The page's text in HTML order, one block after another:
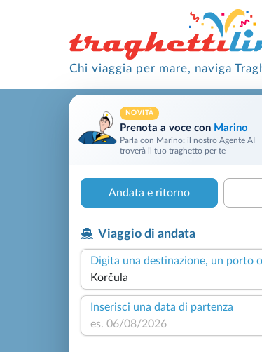
Chi viaggia per mare, naviga
NOVITÀ
Prenota a voce con Marino
Parla con Marino: il nostro Agente AI
troverà il tuo traghetto per te
Andata e ritorno
Viaggio di andata
Digita una destinazione, un porto
Inserisci una data di partenza